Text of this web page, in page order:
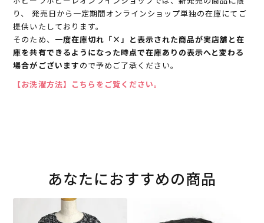
り、 発売日から一定期間オンラインショップ単独の在庫にてご
提供いたしております。
そのため、 一度在庫切れ「×」と表示された商品が実店舗と在
庫を共有できるようになった時点で在庫ありの表示へと変わる
場合がございますので予めご了承ください。
【お洗濯方法】こちらをご覧ください。
あなたにおすすめの商品